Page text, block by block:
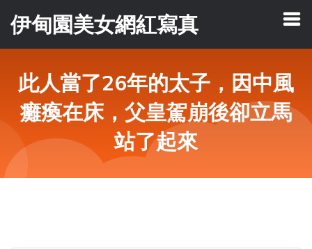
伊甸園美女網紅寫真
此人當了26年的太子，因中風
癱瘓在床，父皇駕崩後卻立馬
站了起來